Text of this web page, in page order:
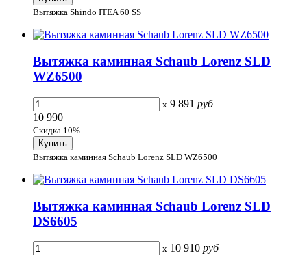
Вытяжка Shindo ITEA 60 SS
Вытяжка каминная Schaub Lorenz SLD
WZ6500
x 9 891 руб
10 990
Скидка 10%
Вытяжка каминная Schaub Lorenz SLD WZ6500
Вытяжка каминная Schaub Lorenz SLD
DS6605
x 10 910 руб